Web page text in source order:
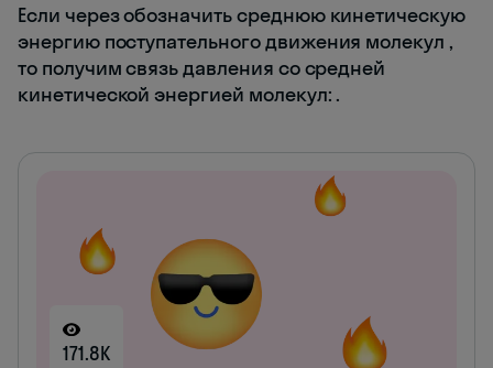
Если черезобозначить среднюю кинетическую
энергию поступательного движения молекул ,
то получим связь давления со средней
кинетической энергией молекул: .
171.8K